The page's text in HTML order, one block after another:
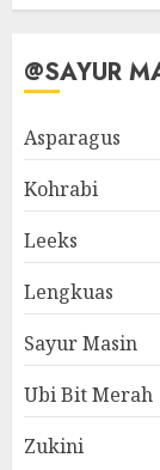
@SAYUR
Asparagus
Kohrabi
Leeks
Lengkuas
Sayur Masin
Ubi Bit Merah
Zukini